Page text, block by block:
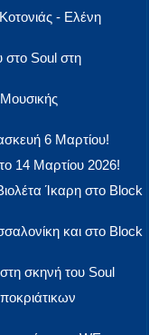
- Ελένη
στο Soul στη
6 Μαρτίου!
14 Μαρτίου 2026!
Ίκαρη στο Block
και στο Block
σκηνή του Soul